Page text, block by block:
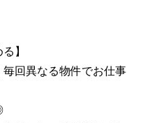
】
回異なる物件でお仕事